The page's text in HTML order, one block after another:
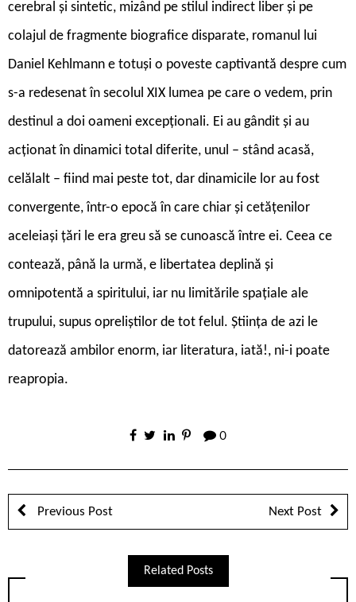
cerebral și sintetic, mizând pe stilul indirect liber și pe
colajul de fragmente biografice disparate, romanul lui
Daniel Kehlmann e totuși o poveste captivantă despre cum
s-a redesenat în secolul XIX lumea pe care o vedem, prin
destinul a doi oameni excepționali. Ei au gândit și au
acționat în dinamici total diferite, unul – stând acasă,
celălalt – fiind mai peste tot, dar dinamicile lor au fost
convergente, într-o epocă în care chiar și cetățenilor
aceleiași țări le era greu să se cunoască între ei. Ceea ce
contează, până la urmă, e libertatea deplină și
omnipotentă a spiritului, iar nu limitările spațiale ale
trupului, supus opreliștilor de tot felul. Știința de azi le
datorează ambilor enorm, iar literatura, iată!, ni-i poate
reapropia.
0
Previous Post Next Post
Related Posts